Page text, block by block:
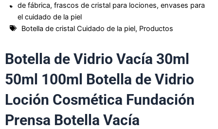
de fábrica,frascos de cristal para lociones,envases para
el cuidado de la piel
Botella de cristal Cuidado de la piel, Productos
Botella de Vidrio Vacía 30ml
50ml 100ml Botella de Vidrio
Loción Cosmética Fundación
Prensa Botella Vacía